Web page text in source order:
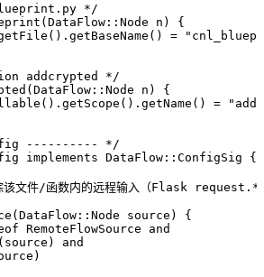
*/
(DataFlow :: Node n ) {
(). getBaseName () =
addcrypted */
(DataFlow :: Node n ) {
(). getScope (). getName () =
---------- */
implements DataFlow :: ConfigSig {
文件/函数内的远程输入（Flask request.*
(DataFlow :: Node source ) {
RemoteFlowSource and
(source) and